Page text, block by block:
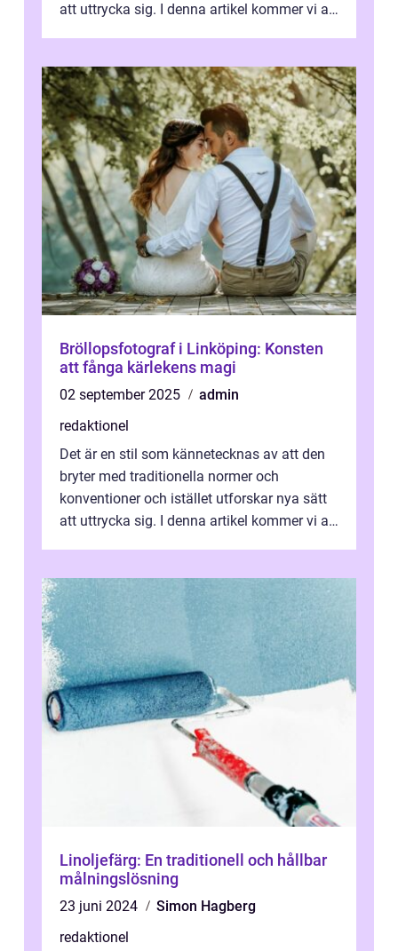
att uttrycka sig. I denna artikel kommer vi att
Bröllopsfotograf i Linköping: Konsten
att fånga kärlekens magi
02 september 2025
admin
redaktionel
Det är en stil som kännetecknas av att den
bryter med traditionella normer och
konventioner och istället utforskar nya sätt
att uttrycka sig. I denna artikel kommer vi att
Linoljefärg: En traditionell och hållbar
målningslösning
23 juni 2024
Simon Hagberg
redaktionel